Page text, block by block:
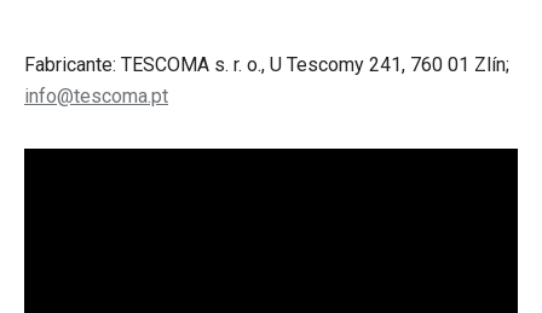
Fabricante: TESCOMA s. r. o., U Tescomy 241, 760 01 Zlín;
info@tescoma.pt